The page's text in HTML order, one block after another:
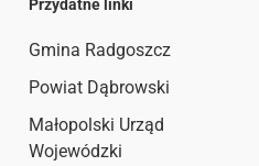
Przydatne linki
Gmina Radgoszcz
Powiat Dąbrowski
Małopolski Urząd
Wojewódzki